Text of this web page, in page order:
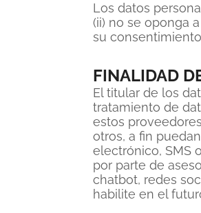
Los datos
(ii) no se oponga
su
FINALIDAD
El titular de los
tratamiento de
estos
otros, a fin
electrónico, SMS
por parte de
chatbot, redes
habilite en el